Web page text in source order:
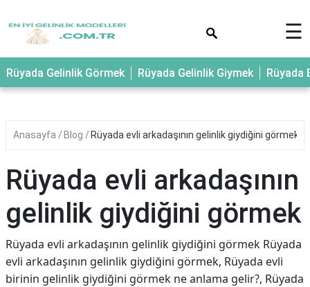
☰
Rüyada Gelinlik Görmek Rüyada Gelinlik Giymek Rüyada
Anasayfa Blog Rüyada evli arkadaşının gelinlik giydiğini görmek
Rüyada evli arkadaşının
gelinlik giydiğini görmek
Rüyada evli arkadaşının gelinlik giydiğini görmek Rüyada
evli arkadaşının gelinlik giydiğini görmek, Rüyada evli
birinin gelinlik giydiğini görmek ne anlama gelir?, Rüyada